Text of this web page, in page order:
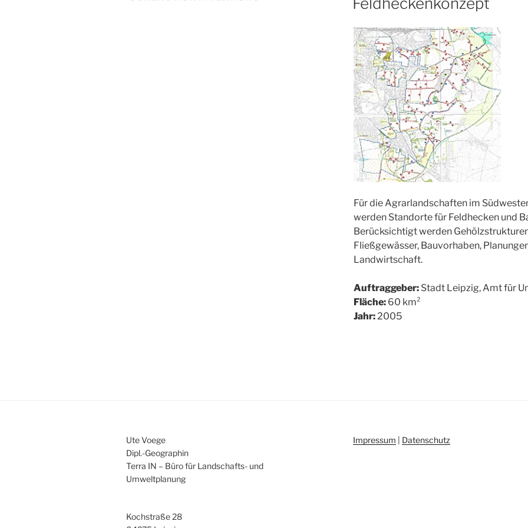
AM
Für die Agrarlandschaften im
werden Standorte für Feldhecken und
Berücksichtigt werden
Fließgewässer, Bauvorhaben,
Landwirtschaft.
Auftraggeber:Stadt Leipzig, Amt für
Fläche:60 km²
Jahr:2005
Ute Voege
Dipl.-Geographin
Terra IN – Büro für Landschafts- und
Umweltplanung
Kochstraße 28
Impressum Datenschutz